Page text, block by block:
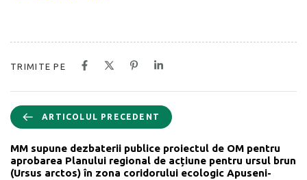
TRIMITE PE
ARTICOLUL PRECEDENT
MM supune dezbaterii publice proiectul de OM pentru
aprobarea Planului regional de acțiune pentru ursul brun
(Ursus arctos) în zona coridorului ecologic Apuseni-